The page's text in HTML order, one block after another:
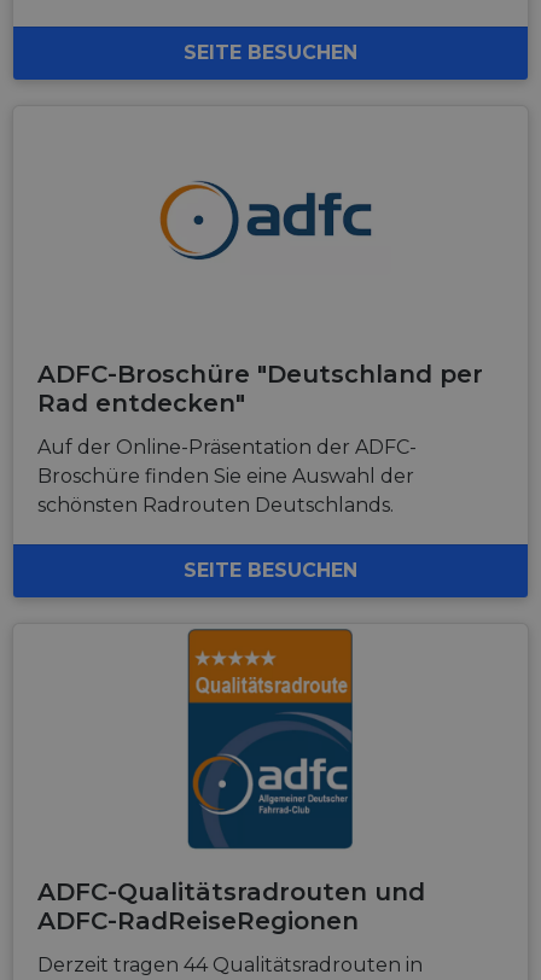
SEITE BESUCHEN
ADFC-Broschüre "Deutschland per
Rad entdecken"
Auf der Online-Präsentation der ADFC-
Broschüre finden Sie eine Auswahl der
schönsten Radrouten Deutschlands.
SEITE BESUCHEN
ADFC-Qualitätsradrouten und
ADFC-RadReiseRegionen
Derzeit tragen 44 Qualitätsradrouten in